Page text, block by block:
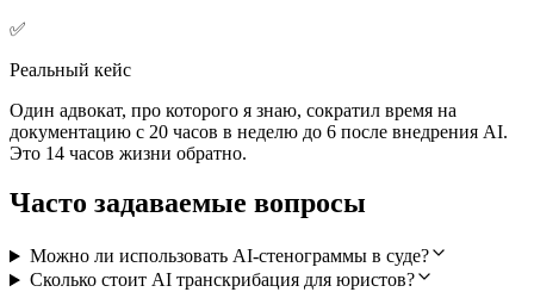
✅
Реальный кейс
Один адвокат, про которого я знаю, сократил время на
документацию с 20 часов в неделю до 6 после внедрения AI.
Это 14 часов жизни обратно.
Часто задаваемые вопросы
Можно ли использовать AI-стенограммы в суде?
Сколько стоит AI транскрибация для юристов?